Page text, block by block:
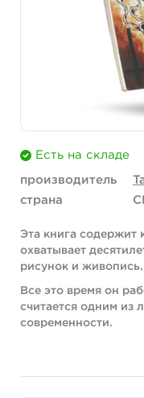
Есть на складе
производитель
страна
Эта книга содержит
охватывает
рисунок и живопись.
Все это время он
считается одним из
современности.
видели работы
Формат книги: